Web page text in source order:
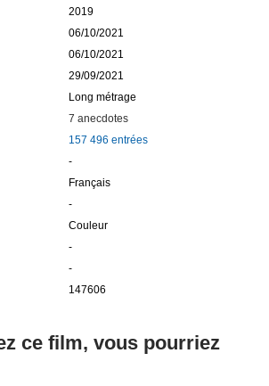
2019
06/10/2021
06/10/2021
29/09/2021
Long métrage
7 anecdotes
157 496 entrées
-
Français
-
Couleur
-
-
147606
ce film, vous pourriez